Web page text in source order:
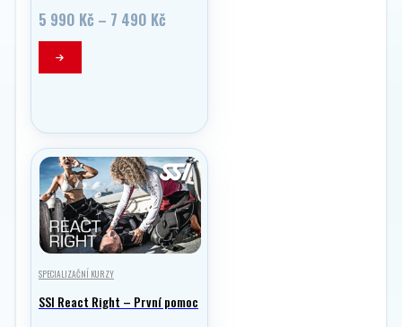
5 990 Kč – 7 490 Kč
Tento
produkt
variant.
Možnosti
lze
vybrat
na
stránce
produktu
SPECIALIZAČNÍ KURZY
SSI React Right – První pomoc